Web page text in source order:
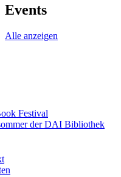
Events
Alle anzeigen
Festival
der DAI Bibliothek